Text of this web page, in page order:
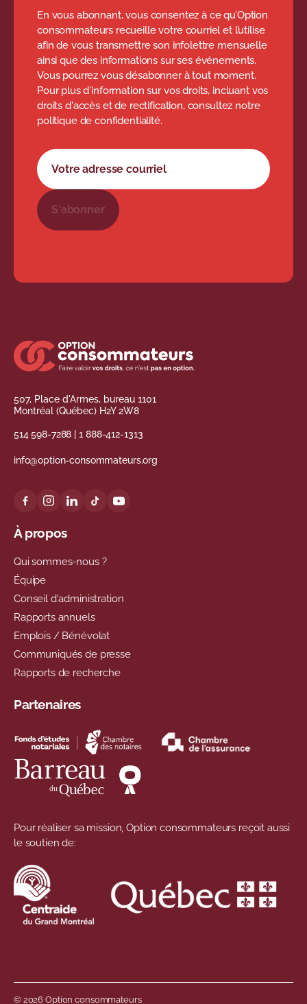
En vous abonnant, vous consentez à ce qu’Option
consommateurs recueille votre courriel et l’utilise
afin de vous transmettre son infolettre mensuelle
ainsi que des informations sur ses événements.
Vous pourrez vous désabonner à tout moment.
Pour plus d'information sur vos droits, incluant vos
droits d'accès et de rectification, consultez notre
politique de confidentialité.
Formulaire d'abonnement à l'infolettre
Votre adresse courriel
S'abonner
507, Place d'Armes, bureau 1101
Montréal (Québec) H2Y 2W8
514 598-7288 |1 888-412-1313
info@option-consommateurs.org
À propos
Qui sommes-nous ?
Équipe
Conseil d'administration
Rapports annuels
Emplois / Bénévolat
Communiqués de presse
Rapports de recherche
Partenaires
Pour réaliser sa mission, Option consommateurs reçoit aussi
le soutien de:
© 2026 Option consommateurs